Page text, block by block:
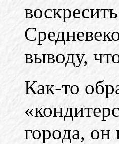
выводу,
Как-то
города, он